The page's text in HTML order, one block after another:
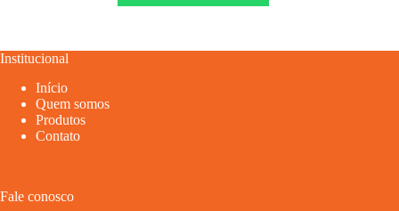
Institucional
Início
Quem somos
Produtos
Contato
Fale conosco